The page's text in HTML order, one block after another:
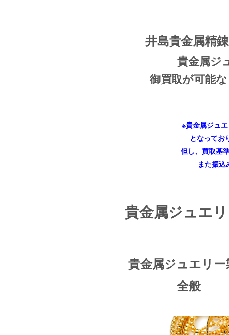
井島貴金属精
貴金属ジュ
御買取が可能な
※貴金属ジュエ
となってお
但し、買取基準
また振込み
貴金属ジュエ
貴金属ジュエリー
全般